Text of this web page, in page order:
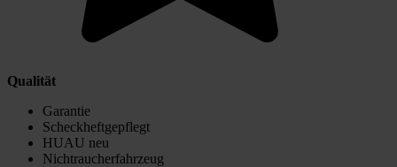
Qualität
Garantie
Scheckheftgepflegt
HUAU neu
Nichtraucherfahrzeug